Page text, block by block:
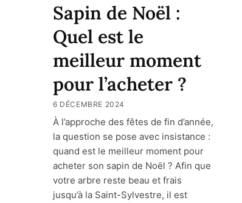
Sapin de Noël :
Quel est le
meilleur moment
pour l’acheter ?
6 DÉCEMBRE 2024
À l’approche des fêtes de fin d’année,
la question se pose avec insistance :
quand est le meilleur moment pour
acheter son sapin de Noël ? Afin que
votre arbre reste beau et frais
jusqu’à la Saint-Sylvestre, il est